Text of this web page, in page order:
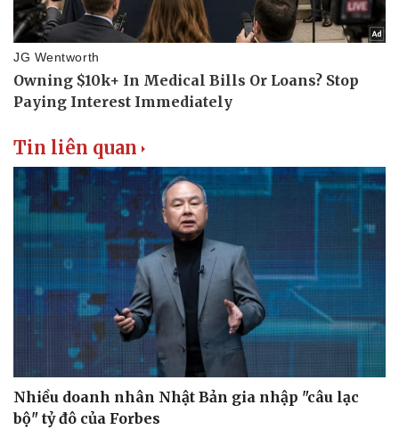
Tin liên quan
Nhiều doanh nhân Nhật Bản gia nhập "câu lạc
bộ" tỷ đô của Forbes